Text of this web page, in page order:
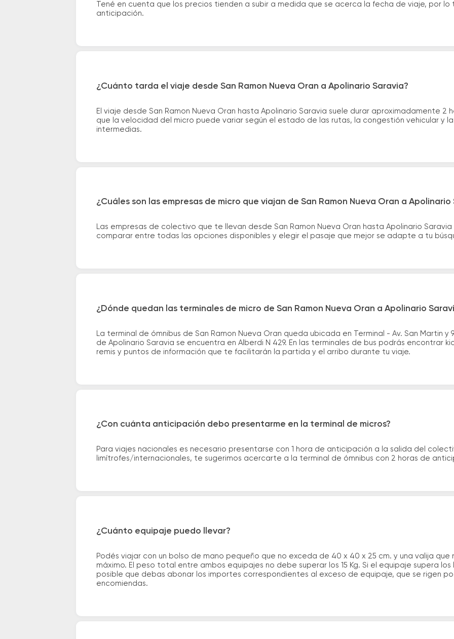
Tené en cuenta que los precios tienden a subir a medida que se acerca la fecha de viaje, por
anticipación.
¿Cuánto tarda el viaje desde San Ramon Nueva Oran a Apolinario Saravia?
El viaje desde San Ramon Nueva Oran hasta Apolinario Saravia suele durar aproximadamente 2
que la velocidad del micro puede variar según el estado de las rutas, la congestión vehicular y
intermedias.
¿Cuáles son las empresas de micro que viajan de San Ramon Nueva Oran a Apolinario
Las empresas de colectivo que te llevan desde San Ramon Nueva Oran hasta Apolinario Saravia
comparar entre todas las opciones disponibles y elegir el pasaje que mejor se adapte a tu
¿Dónde quedan las terminales de micro de San Ramon Nueva Oran a Apolinario
La terminal de ómnibus de San Ramon Nueva Oran queda ubicada en Terminal - Av. San Martin
de Apolinario Saravia se encuentra en Alberdi N 429. En las terminales de bus podrás encontrar
remis y puntos de información que te facilitarán la partida y el arribo durante tu viaje.
¿Con cuánta anticipación debo presentarme en la terminal de micros?
Para viajes nacionales es necesario presentarse con 1 hora de anticipación a la salida del
limítrofes/internacionales, te sugerimos acercarte a la terminal de ómnibus con 2 horas de
¿Cuánto equipaje puedo llevar?
Podés viajar con un bolso de mano pequeño que no exceda de 40 x 40 x 25 cm. y una valija
máximo. El peso total entre ambos equipajes no debe superar los 15 Kg. Si el equipaje supera
posible que debas abonar los importes correspondientes al exceso de equipaje, que se rigen
encomiendas.